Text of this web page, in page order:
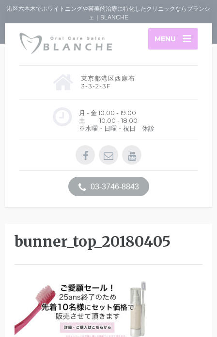
港区六本木でホワイトニングや審美的治療に特化したクリニックならブランシ
ェ｜BLANCHE
MENU
東京都港区西麻布
3-3-2-3F
月 - 金 10.00 - 19.00
土 10.00 - 18.00
※水曜・日曜・祝日 休診
03-3746-8843
bunner_top_20180405